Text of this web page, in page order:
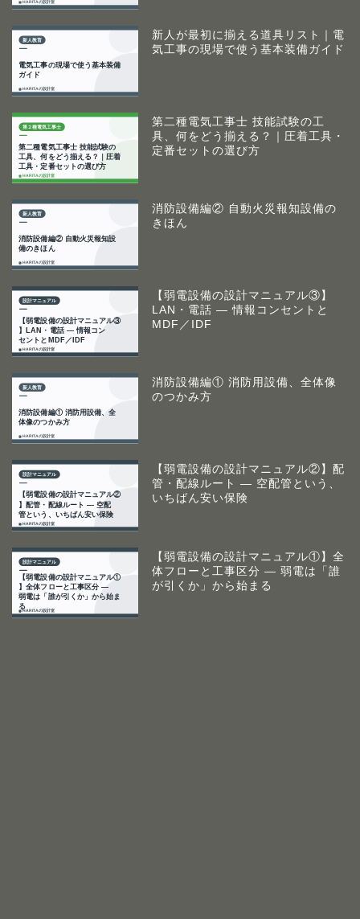
新人が最初に揃える道具リスト｜電
気工事の現場で使う基本装備ガイド
第二種電気工事士 技能試験の工
具、何をどう揃える？｜圧着工具・
定番セットの選び方
消防設備編② 自動火災報知設備の
きほん
【弱電設備の設計マニュアル③】
LAN・電話 ― 情報コンセントと
MDF／IDF
消防設備編① 消防用設備、全体像
のつかみ方
【弱電設備の設計マニュアル②】配
管・配線ルート ― 空配管という、
いちばん安い保険
【弱電設備の設計マニュアル①】全
体フローと工事区分 ― 弱電は「誰
が引くか」から始まる